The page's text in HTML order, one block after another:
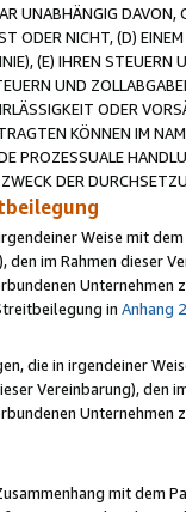
UNABHÄNGIG
ODER NICHT, (D)
(E) IHREN
UND
ODER
KÖNNEN IM
PROZESSUALE
DER
Weise mit
den im Rahmen dieser
in Anhang 2
die in irgendeiner
Vereinbarung), den
mit dem